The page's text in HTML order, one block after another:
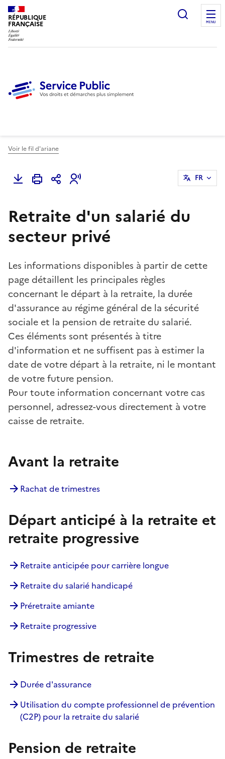
RÉPUBLIQUE
FRANÇAISE
Ouvrir
MENU
Voir le fil d'ariane
FR
Retraite d'un salarié du
secteur privé
Les informations disponibles à partir de cette
page détaillent les principales règles
concernant le départ à la retraite, la durée
d'assurance au régime général de la sécurité
sociale et la pension de retraite du salarié.
Ces éléments sont présentés à titre
d'information et ne suffisent pas à estimer la
date de votre départ à la retraite, ni le montant
de votre future pension.
Pour toute information concernant votre cas
personnel, adressez-vous directement à votre
caisse de retraite.
Avant la retraite
Rachat de trimestres
Départ anticipé à la retraite et
retraite progressive
Retraite anticipée pour carrière longue
Retraite du salarié handicapé
Préretraite amiante
Retraite progressive
Trimestres de retraite
Durée d'assurance
Utilisation du compte professionnel de prévention
(C2P) pour la retraite du salarié
Pension de retraite